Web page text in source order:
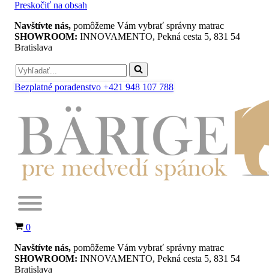
Preskočiť na obsah
Navštívte nás, pomôžeme Vám vybrať správny matrac
SHOWROOM: INNOVAMENTO, Pekná cesta 5, 831 54
Bratislava
Search
for...
Bezplatné poradenstvo +421 948 107 788
Košík
0
Navštívte nás, pomôžeme Vám vybrať správny matrac
SHOWROOM: INNOVAMENTO, Pekná cesta 5, 831 54
Bratislava